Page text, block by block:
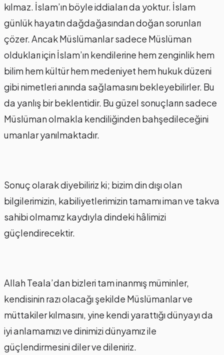
kılmaz. İslam’ın böyle iddiaları da yoktur. İslam
günlük hayatın dağdağasından doğan sorunları
çözer. Ancak Müslümanlar sadece Müslüman
oldukları için İslam’ın kendilerine hem zenginlik hem
bilim hem kültür hem medeniyet hem hukuk düzeni
gibi nimetleri anında sağlamasını bekleyebilirler. Bu
da yanlış bir beklentidir. Bu güzel sonuçların sadece
Müslüman olmakla kendiliğinden bahşedileceğini
umanlar yanılmaktadır.
Sonuç olarak diyebiliriz ki; bizim din dışı olan
bilgilerimizin, kabiliyetlerimizin tamamı iman ve takva
sahibi olmamız kaydıyla dindeki hâlimizi
güçlendirecektir.
Allah Teala’dan bizleri tam inanmış müminler,
kendisinin razı olacağı şekilde Müslümanlar ve
müttakiler kılmasını, yine kendi yarattığı dünyayı da
iyi anlamamızı ve dinimizi dünyamız ile
güçlendirmesini diler ve dileniriz.